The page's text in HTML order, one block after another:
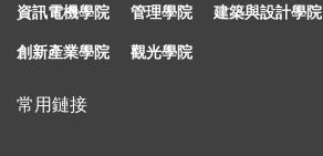
資訊電機學院 管理學院 建築與設計學院
創新產業學院 觀光學院
常用鏈接